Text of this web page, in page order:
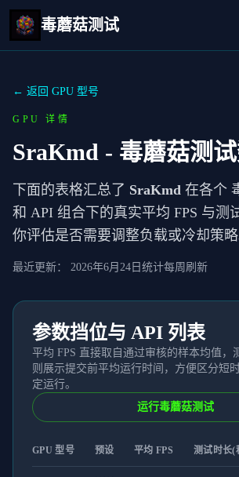
毒蘑菇测试
← 返回 GPU 型号
GPU 详情
SraKmd - 毒蘑菇测
下面的表格汇总了 SraKmd 在各个
和 API 组合下的真实平均 FPS 与测
你评估是否需要调整负载或冷却策略
最近更新： 2026年6月24日 统计每周刷新
参数挡位与 API 列表
平均 FPS 直接取自通过审核的样本均值，
则展示提交前平均运行时间，方便区分短
定运行。
运行毒蘑菇测试
GPU 型号 预设 平均 FPS 测试时长(